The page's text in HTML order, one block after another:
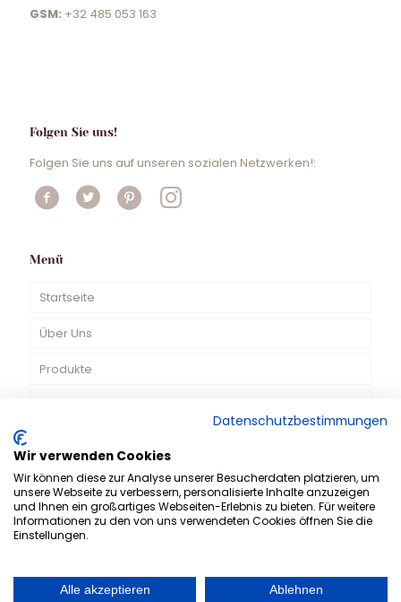
GSM: +32 485 053 163
Folgen Sie uns!
Folgen Sie uns auf unseren sozialen Netzwerken!:
Menü
Startseite
Über Uns
Produkte
DE
Datenschutzbestimmungen
Wir verwenden Cookies
Wir können diese zur Analyse unserer Besucherdaten platzieren, um
unsere Webseite zu verbessern, personalisierte Inhalte anzuzeigen
und Ihnen ein großartiges Webseiten-Erlebnis zu bieten. Für weitere
Informationen zu den von uns verwendeten Cookies öffnen Sie die
Einstellungen.
Alle akzeptieren Ablehnen